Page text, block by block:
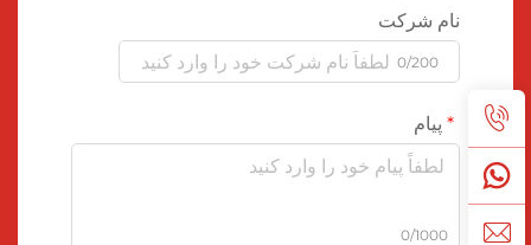
نام شرکت
0/200
پیام
0/1000